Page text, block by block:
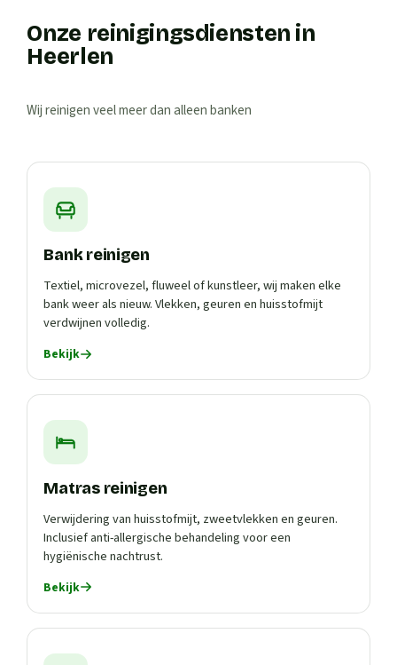
Onze reinigingsdiensten in
Heerlen
Wij reinigen veel meer dan alleen banken
Bank reinigen
Textiel, microvezel, fluweel of kunstleer, wij maken elke
bank weer als nieuw. Vlekken, geuren en huisstofmijt
verdwijnen volledig.
Bekijk
Matras reinigen
Verwijdering van huisstofmijt, zweetvlekken en geuren.
Inclusief anti-allergische behandeling voor een
hygiënische nachtrust.
Bekijk